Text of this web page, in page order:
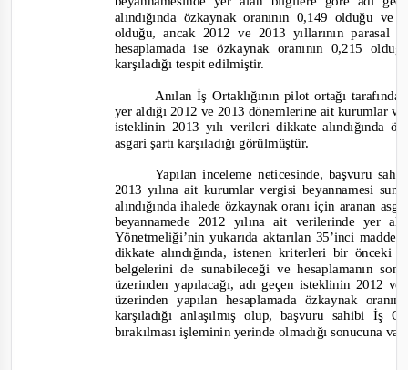
alındığında özkaynak oranının 0,149 olduğu
olduğu, ancak 2012 ve 2013 yıllarının parasal
hesaplamadaise özkaynak oranının 0,215
karşıladığı tespit edilmiştir.
Anılan İş Ortaklığının pilot ortağı
yer aldığı 2012 ve 2013 dönemlerine ait kurumlar
isteklinin 2013 yılı verileri dikkate alındığında
asgari şartı karşıladığı görülmüştür.
Yapılan inceleme neticesinde, başvuru
2013 yılına ait kurumlar vergisi beyannamesi
alındığında ihalede özkaynak oranı için aranan
beyannamede 2012 yılına ait verilerinde yer
Yönetmeliği’nin yukarıda aktarılan 35’inci
dikkate alındığında, istenen kriterleri bir
belgelerini de sunabileceği ve hesaplamanın
üzerinden yapılacağı, adı geçen isteklinin 2012
üzerinden yapılan hesaplamada özkaynak
karşıladığı anlaşılmış olup, başvuru sahibi İş
bırakılması işleminin yerinde olmadığı sonucuna